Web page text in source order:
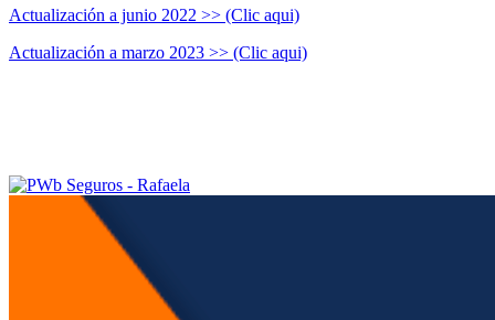
Actualización a junio 2022 >> (Clic aqui)
Actualización a marzo 2023 >> (Clic aqui)